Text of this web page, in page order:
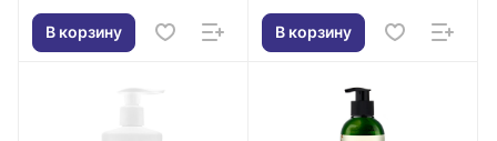
В корзину В корзину